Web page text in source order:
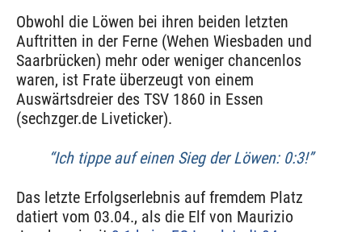
Obwohl die Löwen bei ihren beiden letzten
Auftritten in der Ferne (Wehen Wiesbaden und
Saarbrücken) mehr oder weniger chancenlos
waren, ist Frate überzeugt von einem
Auswärtsdreier des TSV 1860 in Essen
(sechzger.de Liveticker).
“Ich tippe auf einen Sieg der Löwen: 0:3!”
Das letzte Erfolgserlebnis auf fremdem Platz
datiert vom 03.04., als die Elf von Maurizio